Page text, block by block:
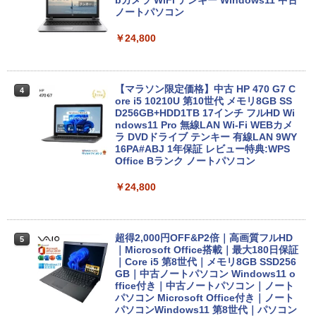
￥1,964
￥2,980
BUGS LIFE
￥250
コカ・コーラ やかんの麦茶 from 爽健美茶 ラ
ベルレス 650mlPET×24本
スーパーの裏でヤニ吸うふたり 9巻 (デジタル
版ビッグガンガンコミックス)
￥810
ノートパソコン
￥24,800
4
【マラソン限定価格】中古 HP 470 G7 C
ore i5 10210U 第10世代 メモリ8GB SS
D256GB+HDD1TB 17インチ フルHD Wi
ndows11 Pro 無線LAN Wi-Fi WEBカメ
ラ DVDドライブ テンキー 有線LAN 9WY
16PA#ABJ 1年保証 レビュー特典:WPS
Office Bランク ノートパソコン
￥24,800
5
超得2,000円OFF&P2倍｜高画質フルHD
｜Microsoft Office搭載｜最大180日保証
｜Core i5 第8世代｜メモリ8GB SSD256
GB｜中古ノートパソコン Windows11 o
ffice付き｜中古ノートパソコン｜ノート
パソコン Microsoft Office付き｜ノート
パソコンWindows11 第8世代｜パソコン